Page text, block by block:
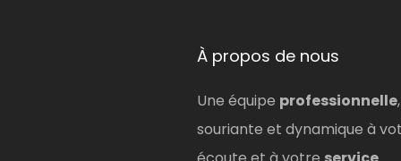
À propos de nous
Une équipe professionnelle,
souriante et dynamique à